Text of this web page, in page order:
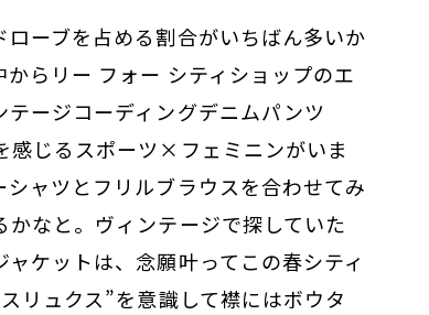
ーブを占める割合がいちばん多いか
らリー フォー シティショップのエ
ージコーディングデニムパンツ
感じるスポーツ×フェミニンがいま
ャツとフリルブラウスを合わせてみ
なと。ヴィンテージで探していた
ケットは、念願叶ってこの春シティ
リュクス”を意識して襟にはボウタ